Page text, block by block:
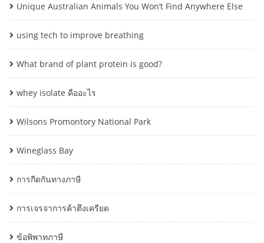
Unique Australian Animals You Won’t Find Anywhere Else
using tech to improve breathing
What brand of plant protein is good?
whey isolate คืออะไร
Wilsons Promontory National Park
Wineglass Bay
การกีดกันทางภาษี
การเจรจาการค้าตึงเครียด
ข้อพิพาทภาษี